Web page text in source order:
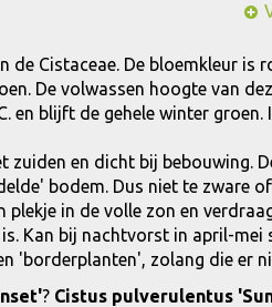
de Cistaceae. De bloemkleur is
De volwassen hoogte van
en blijft de gehele winter groen.
en dicht bij bebouwing.
bodem. Dus niet te zware
plekje in de volle zon en
Kan bij nachtvorst in april-mei
'borderplanten', zolang die er
? Cistus pulverulentus